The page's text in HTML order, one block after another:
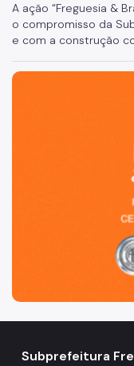
A ação “Freguesia &
o compromisso da
e com a construção
São Paulo, cidade
Subprefeitura